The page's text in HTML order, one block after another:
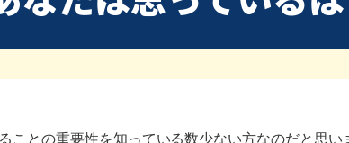
ことの重要性を知っている数少ない方なのだと思い